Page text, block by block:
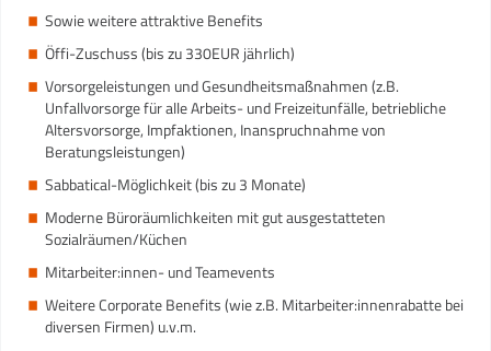
Sowie weitere attraktive Benefits
Öffi-Zuschuss (bis zu 330EUR jährlich)
Vorsorgeleistungen und Gesundheitsmaßnahmen (z.B.
Unfallvorsorge für alle Arbeits- und Freizeitunfälle, betriebliche
Altersvorsorge, Impfaktionen, Inanspruchnahme von
Beratungsleistungen)
Sabbatical-Möglichkeit (bis zu 3 Monate)
Moderne Büroräumlichkeiten mit gut ausgestatteten
Sozialräumen/Küchen
Mitarbeiter:innen- und Teamevents
Weitere Corporate Benefits (wie z.B. Mitarbeiter:innenrabatte bei
diversen Firmen) u.v.m.